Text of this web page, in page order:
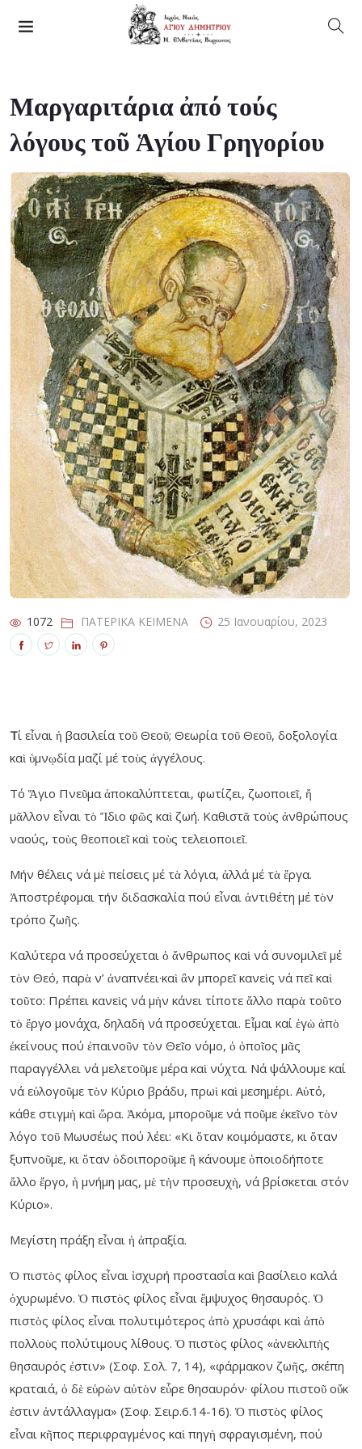
Μαργαριτάρια ἀπό τούς
λόγους τοῦ Ἁγίου Γρηγορίου
1072
ΠΑΤΕΡΙΚΑ ΚΕΙΜΕΝΑ
25 Ιανουαρίου, 2023
1072
ΠΑΤΕΡΙΚΑ ΚΕΙΜΕΝΑ
25 Ιανουαρίου, 2023
1072 ΠΑΤΕΡΙΚΑ ΚΕΙΜΕΝΑ 25 Ιανουαρίου, 2023
Τί εἶναι ἡ βασιλεία τοῦ Θεοῦ; Θεωρία τοῦ Θεοῦ, δοξολογία
καὶ ὑμνῳδία μαζί μέ τοὺς ἀγγέλους.
Τό Ἅγιο Πνεῦμα ἀποκαλύπτεται, φωτίζει, ζωοποιεῖ, ἤ
μᾶλλον εἶναι τὸ Ἴδιο φῶς καὶ ζωή. Καθιστᾶ τοὺς ἀνθρώπους
ναούς, τοὺς θεοποιεῖ καὶ τοὺς τελειοποιεῖ.
Μήν θέλεις νά μὲ πείσεις μέ τὰ λόγια, ἀλλά μέ τὰ ἔργα.
Ἀποστρέφομαι τήν διδασκαλία πού εἶναι ἀντιθέτη μέ τὸν
τρόπο ζωῆς.
Καλύτερα νά προσεύχεται ὁ ἄνθρωπος καὶ νά συνομιλεῖ μέ
τὸν Θεό, παρὰ ν’ ἀναπνέει·καὶ ἂν μπορεῖ κανεὶς νά πεῖ καὶ
τοῦτο: Πρέπει κανεὶς νά μὴν κάνει τίποτε ἄλλο παρὰ τοῦτο
τὸ ἔργο μονάχα, δηλαδὴ νά προσεύχεται. Εἶμαι καί ἑγὼ ἀπὸ
ἐκείνους πού ἐπαινοῦν τὸν Θεῖο νόμο, ὁ ὁποῖος μᾶς
παραγγέλλει νά μελετοῦμε μέρα καὶ νύχτα. Νά ψάλλουμε καί
νά εὐλογοῦμε τὸν Κύριο βράδυ, πρωὶ καὶ μεσημέρι. Αὐτό,
κάθε στιγμὴ καὶ ὥρα. Ἀκόμα, μποροῦμε νά ποῦμε ἐκεῖνο τὸν
λόγο τοῦ Μωυσέως πού λέει: «Κι ὅταν κοιμόμαστε, κι ὅταν
ξυπνοῦμε, κι ὅταν ὁδοιποροῦμε ἢ κάνουμε ὁποιοδήποτε
ἄλλο ἔργο, ἡ μνήμη μας, μὲ τὴν προσευχὴ, νά βρίσκεται στόν
Κύριο».
Μεγίστη πράξη εἶναι ἡ ἀπραξία.
Ὁ πιστὸς φίλος εἶναι ἰσχυρή προστασία καὶ βασίλειο καλά
ὀχυρωμένο. Ὁ πιστὸς φίλος εἶναι ἔμψυχος θησαυρός. Ὁ
πιστὸς φίλος εἶναι πολυτιμότερος ἀπὸ χρυσάφι καὶ ἀπὸ
πολλοὺς πολύτιμους λίθους. Ὁ πιστὸς φίλος «ἀνεκλιπὴς
θησαυρός ἐστιν» (Σοφ. Σολ. 7, 14), «φάρμακον ζωῆς, σκέπη
κραταιά, ὁ δὲ εὑρὼν αὐτὸν εὗρε θησαυρόν· φίλου πιστοῦ οὔκ
ἐστιν ἀντάλλαγμα» (Σοφ. Σειρ.6.14-16). Ὁ πιστὸς φίλος
εἶναι κῆπος περιφραγμένος καὶ πηγὴ σφραγισμένη, πού